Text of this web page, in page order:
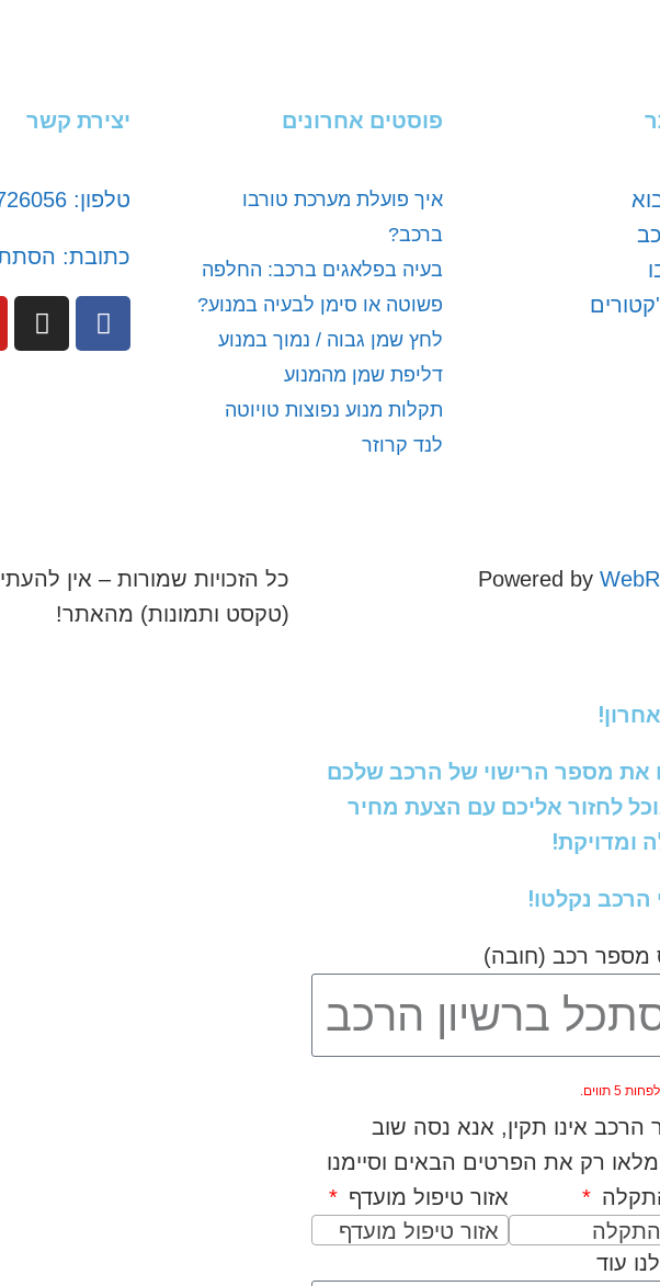
פוסטים אחרונים
איך פועלת מערכת טורבו
ברכב?
בעיה בפלאגים ברכב: החלפה
פשוטה או סימן לבעיה במנוע?
לחץ שמן גבוה / נמוך במנוע
דליפת שמן מהמנוע
תקלות מנוע נפוצות טויוטה
לנד קרוזר
יצירת קשר
טלפון: 073-2726056
כתובת: הסתת 14,
Powered by
כל הזכויות שמורות – אין
(טקסט ותמונות) מהאתר!
את מספר הרישוי של הרכב שלכם
לחזור אליכם עם הצעת מחיר
ומדויקת!
הרכב נקלטו!
מספר רכב (חובה)
5 תווים.
הרכב אינו תקין, אנא נסה שוב
רק את הפרטים הבאים וסיימנו
התקלה
אזור טיפול מועדף
אזור טיפול מועדף
עוד